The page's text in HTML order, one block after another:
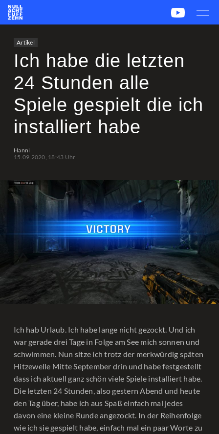
Leetify csstats.gg PUBG OP.GG
Artikel
Ich habe die letzten
24 Stunden alle
Spiele gespielt die ich
installiert habe
Hanni
15.09.2020, 18:43 Uhr
Ich hab Urlaub. Ich habe lange nicht gezockt. Und ich
war gerade drei Tage in Folge am See mich sonnen und
schwimmen. Nun sitze ich trotz der merkwürdig späten
Hitzewelle Mitte September drin und habe festgestellt
dass ich aktuell ganz schön viele Spiele installiert habe.
Die letzten 24 Stunden, also gestern Abend und heute
den Tag über, habe ich aus Spaß einfach mal jedes
davon eine kleine Runde angezockt. In der Reihenfolge
wie ich sie gespielt habe, einfach mal ein paar Worte zu